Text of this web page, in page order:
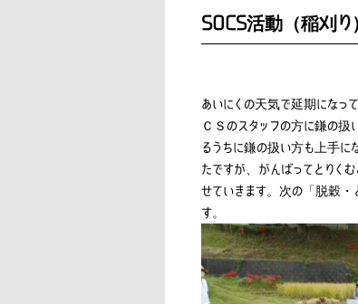
SOCS活動（稲刈
あいにくの天気で延期になっ
ＣＳのスタッフの方に鎌の
るうちに鎌の扱い方も上手に
たですが、がんばってとりく
せていきます。次の「脱穀
す。